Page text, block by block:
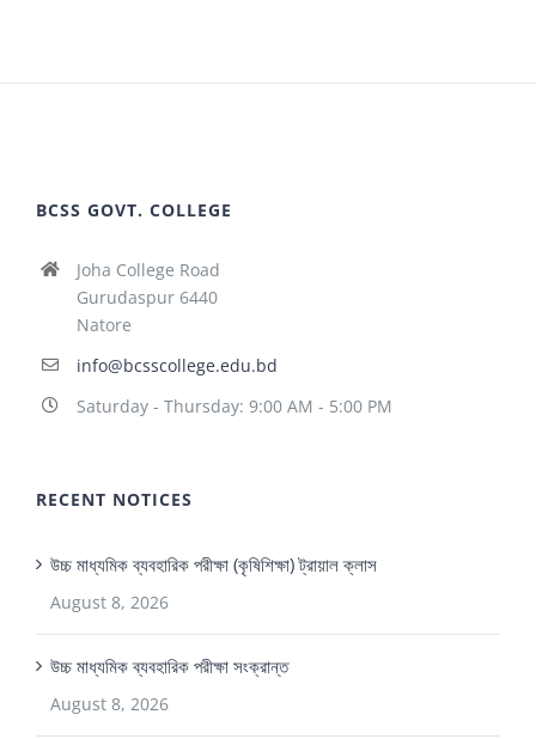
BCSS GOVT. COLLEGE
Joha College Road
Gurudaspur 6440
Natore
info@bcsscollege.edu.bd
Saturday - Thursday: 9:00 AM - 5:00 PM
RECENT NOTICES
উচ্চ মাধ্যমিক ব্যবহারিক পরীক্ষা (কৃষিশিক্ষা) ট্রায়াল ক্লাস
August 8, 2026
উচ্চ মাধ্যমিক ব্যবহারিক পরীক্ষা সংক্রান্ত
August 8, 2026